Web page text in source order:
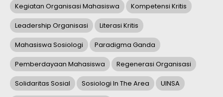
Kegiatan Organisasi Mahasiswa Kompetensi Kritis
Leadership Organisasi Literasi Kritis
Mahasiswa Sosiologi Paradigma Ganda
Pemberdayaan Mahasiswa Regenerasi Organisasi
Solidaritas Sosial Sosiologi In The Area UINSA